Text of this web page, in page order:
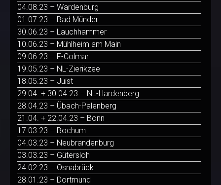
04.08.23 – Wardenburg
01.07.23 – Bad Münder
30.06.23 – Lauchhammer
10.06.23 – Mühlheim am Main
09.06.23 – F-Colmar
19.05.23 – NL-Zierikzee
18.05.23 – Juist
29.04. + 30.04.23 – NL-Hardenberg
28.04.23 – Übach-Palenberg
21.04. + 22.04.23 – Bonn
17.03.23 – Bochum
04.03.23 – Neubrandenburg
03.03.23 – Gütersloh
24.02.23 – Osnabrück
28.01.23 – Dortmund